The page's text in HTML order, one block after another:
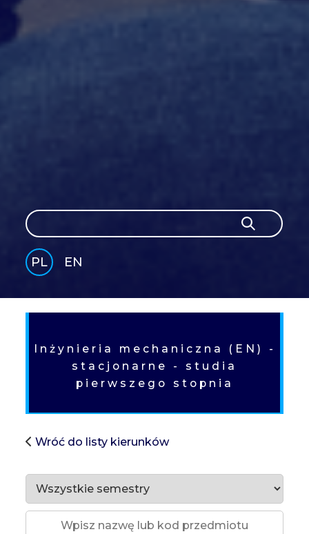
Szukaj
Szukaj
PL
EN
SH
Inżynieria mechaniczna (EN) -
stacjonarne - studia
pierwszego stopnia
Wróć do listy kierunków